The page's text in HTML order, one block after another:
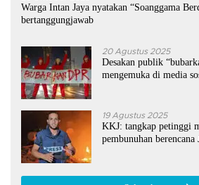
Warga Intan Jaya nyatakan “Soanggama
bertanggungjawab
20 Agustus 2025
Desakan publik
mengemuka di media
19 Agustus 2025
KKJ: tangkap petinggi
pembunuhan